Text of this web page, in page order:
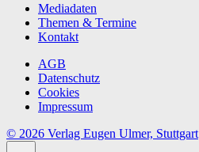
Mediadaten
Themen & Termine
Kontakt
AGB
Datenschutz
Cookies
Impressum
© 2026 Verlag Eugen Ulmer, Stuttgart